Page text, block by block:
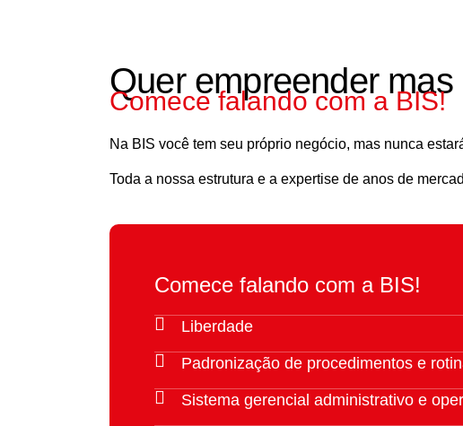
Quer empreender
Comece falando com a BIS!
Na BIS você tem seu próprio negócio, mas nunca
Toda a nossa estrutura e a expertise de anos de
Comece falando com a BIS!
Liberdade
Padronização de procedimentos e
Sistema gerencial administrativo e